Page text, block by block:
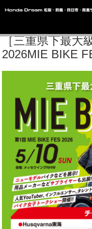
［三重県下最大
2026MIE BIKE